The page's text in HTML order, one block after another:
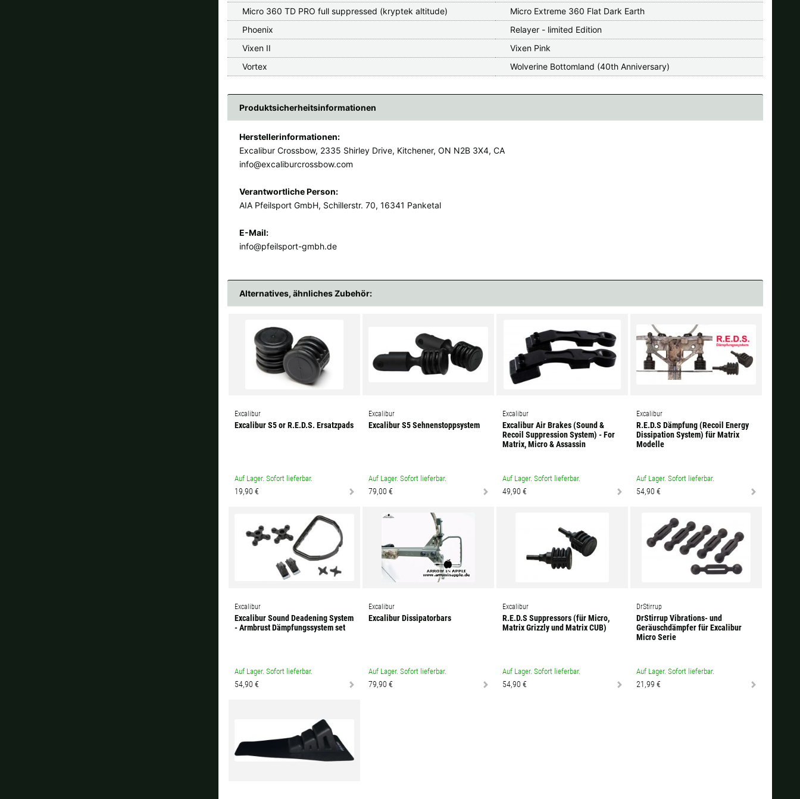
Micro 360 TD PRO full suppressed (kryptek altitude)
Micro Extreme 360 Flat Dark Earth
Phoenix
Relayer - limited Edition
Vixen II
Vixen Pink
Vortex
Wolverine Bottomland (40th Anniversary)
Produktsicherheitsinformationen
Herstellerinformationen:
Excalibur Crossbow, 2335 Shirley Drive, Kitchener, ON N2B 3X4, CA
info@excaliburcrossbow.com
Verantwortliche Person:
AIA Pfeilsport GmbH, Schillerstr. 70, 16341 Panketal
E-Mail:
info@pfeilsport-gmbh.de
Alternatives, ähnliches Zubehör:
Excalibur
Excalibur S5 or R.E.D.S. Ersatzpads
Auf Lager. Sofort lieferbar.
19,90 €
Excalibur
Excalibur S5 Sehnenstoppsystem
Auf Lager. Sofort lieferbar.
79,00 €
Excalibur
Excalibur Air Brakes (Sound &
Recoil Suppression System) - For
Matrix, Micro & Assassin
Auf Lager. Sofort lieferbar.
49,90 €
Excalibur
R.E.D.S Dämpfung (Recoil Energy
Dissipation System) für Matrix
Modelle
Auf Lager. Sofort lieferbar.
54,90 €
Excalibur
Excalibur Sound Deadening System
- Armbrust Dämpfungssystem set
Auf Lager. Sofort lieferbar.
54,90 €
Excalibur
Excalibur Dissipatorbars
Auf Lager. Sofort lieferbar.
79,90 €
Excalibur
R.E.D.S Suppressors (für Micro,
Matrix Grizzly und Matrix CUB)
Auf Lager. Sofort lieferbar.
54,90 €
DrStirrup
DrStirrup Vibrations- und
Geräuschdämpfer für Excalibur
Micro Serie
Auf Lager. Sofort lieferbar.
21,99 €